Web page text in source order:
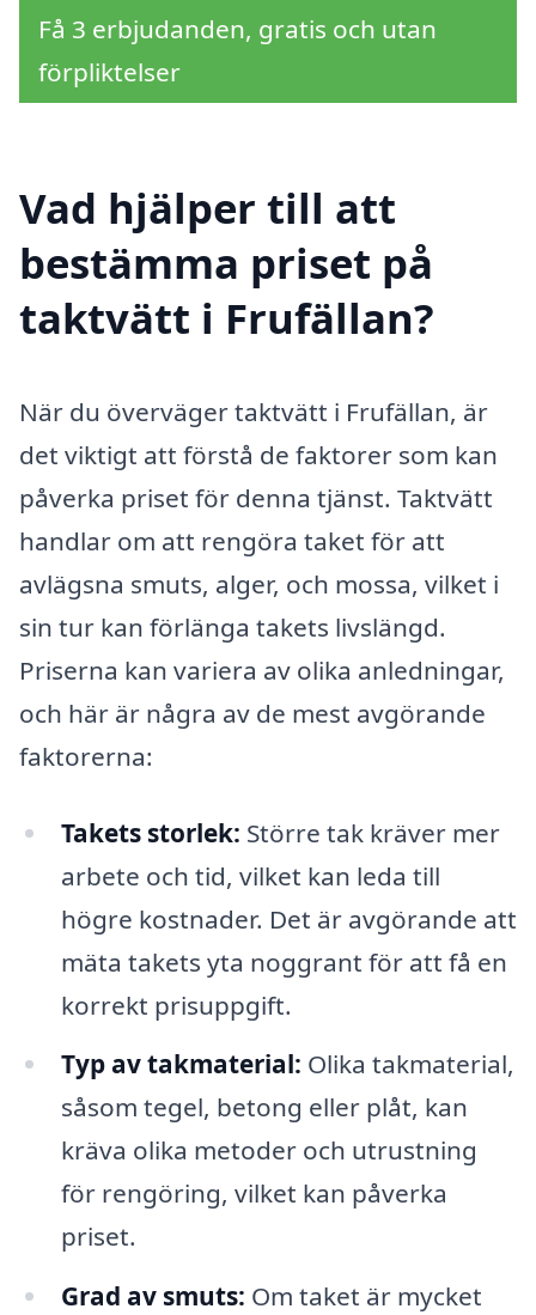
Få 3 erbjudanden, gratis och utan
förpliktelser
Vad hjälper till att
bestämma priset på
taktvätt i Frufällan?
När du överväger taktvätt i Frufällan, är
det viktigt att förstå de faktorer som kan
påverka priset för denna tjänst. Taktvätt
handlar om att rengöra taket för att
avlägsna smuts, alger, och mossa, vilket i
sin tur kan förlänga takets livslängd.
Priserna kan variera av olika anledningar,
och här är några av de mest avgörande
faktorerna:
Takets storlek: Större tak kräver mer
arbete och tid, vilket kan leda till
högre kostnader. Det är avgörande att
mäta takets yta noggrant för att få en
korrekt prisuppgift.
Typ av takmaterial: Olika takmaterial,
såsom tegel, betong eller plåt, kan
kräva olika metoder och utrustning
för rengöring, vilket kan påverka
priset.
Grad av smuts: Om taket är mycket